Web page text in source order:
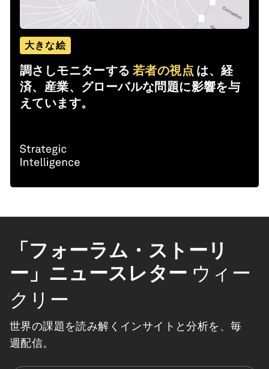
大きな絵
調さしモニターする 若者の視点 は、経
済、産業、グローバルな問題に影響を与
えています。
「フォーラム・ストーリ
ー」ニュースレター ウィー
クリー
世界の課題を読み解くインサイトと分析を、毎
週配信。